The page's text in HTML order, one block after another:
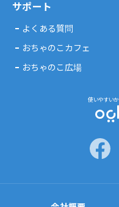
使いやすい
サポート
よくある質問
おちゃのこカフェ
おちゃのこ広場